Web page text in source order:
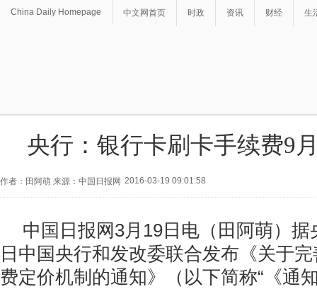
China Daily Homepage 中文网首页 时政 资讯 财经 生
央行：银行卡刷卡手续费9
作者：田阿萌 来源：中国日报网 2016-03-19 09:01:58
中国日报网3月19日电（田阿萌）
日中国央行和发改委联合发布《关于
费定价机制的通知》（以下简称“《通